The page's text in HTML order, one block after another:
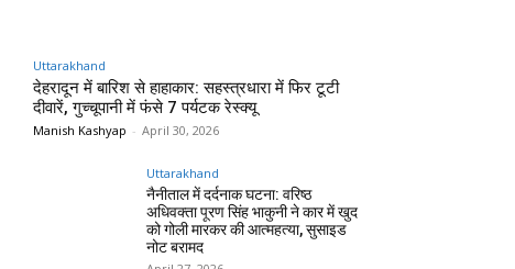
Uttarakhand
देहरादून में बारिश से हाहाकार: सहस्त्रधारा में फिर टूटी
दीवारें, गुच्चूपानी में फंसे 7 पर्यटक रेस्क्यू
Manish Kashyap - April 30, 2026
Uttarakhand
नैनीताल में दर्दनाक घटना: वरिष्ठ
अधिवक्ता पूरण सिंह भाकुनी ने कार में खुद
को गोली मारकर की आत्महत्या, सुसाइड
नोट बरामद